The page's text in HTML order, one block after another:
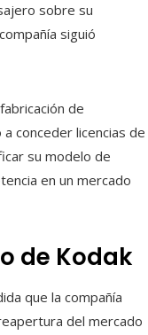
sobre su
siguió
de
conceder licencias de
su modelo de
en un mercado
de Kodak
que la compañía
del mercado